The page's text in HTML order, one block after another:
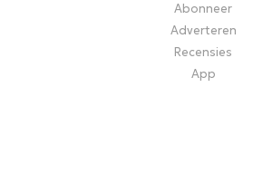
Abonneer
Adverteren
Recensies
App